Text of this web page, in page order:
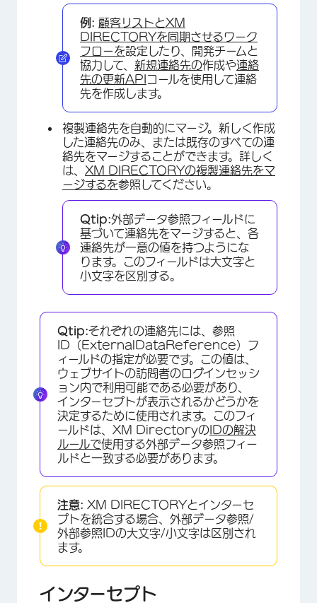
例: 顧客リストとXM
DIRECTORYを同期させるワーク
フローを設定したり、開発チームと
協力して、 新規連絡先の作成や連絡
先の更新API コールを使用して連絡
先を作成します。
複製連絡先を自動的にマージ。新しく作成
した連絡先のみ、または既存のすべての連
絡先をマージすることができます。詳しく
は、 XM DIRECTORYの複製連絡先をマ
ージするを参照してください。
Qtip:外部データ参照フィールドに
基づいて連絡先をマージすると、各
連絡先が一意の値を持つようにな
ります。このフィールドは大文字と
小文字を区別する。
Qtip:それぞれの連絡先には、参照
ID（ExternalDataReference）フ
ィールドの指定が必要です。この値は、
ウェブサイトの訪問者のログインセッシ
ョン内で利用可能である必要があり、
インターセプトが表示されるかどうかを
決定するために使用されます。このフィ
ールドは、XM Directoryの IDの解決
ルールで使用する外部データ参照フィー
ルドと一致する必要があります。
注意: XM DIRECTORYとインターセ
プトを統合する場合、外部データ参照/
外部参照IDの大文字/小文字は区別され
ます。
インターセプト